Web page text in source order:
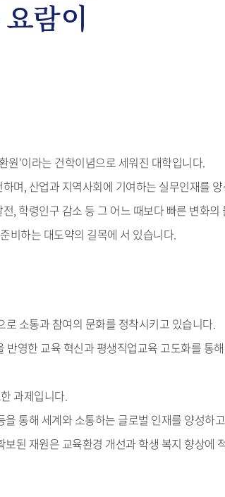
람이
원'이라는 건학이념으로 세워진 대학입니다.
며, 산업과 지역사회에 기여하는 실무인재를
, 학령인구 감소 등 그 어느 때보다 빠른 변화의
비하는 대도약의 길목에 서 있습니다.
소통과 참여의 문화를 정착시키고 있습니다.
반영한 교육 혁신과 평생직업교육 고도화를 통해
과제입니다.
통해 세계와 소통하는 글로벌 인재를 양성하
된 재원은 교육환경 개선과 학생 복지 향상에